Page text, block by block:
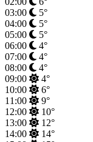
03:00
5°
04:00
5°
05:00
5°
06:00
4°
07:00
4°
08:00
4°
09:00
4°
10:00
6°
11:00
9°
12:00
10°
13:00
12°
14:00
14°